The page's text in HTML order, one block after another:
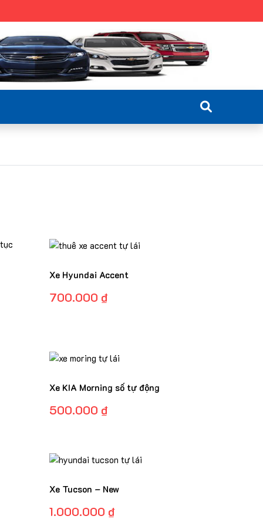
Xe Hyundai Accent
700.000 ₫
Xe KIA Morning số tự động
500.000 ₫
Xe Tucson – New
1.000.000 ₫